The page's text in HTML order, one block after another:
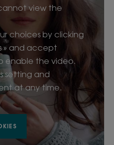
view the
choices by clicking
» and accept
enable the video.
setting and
at any time.